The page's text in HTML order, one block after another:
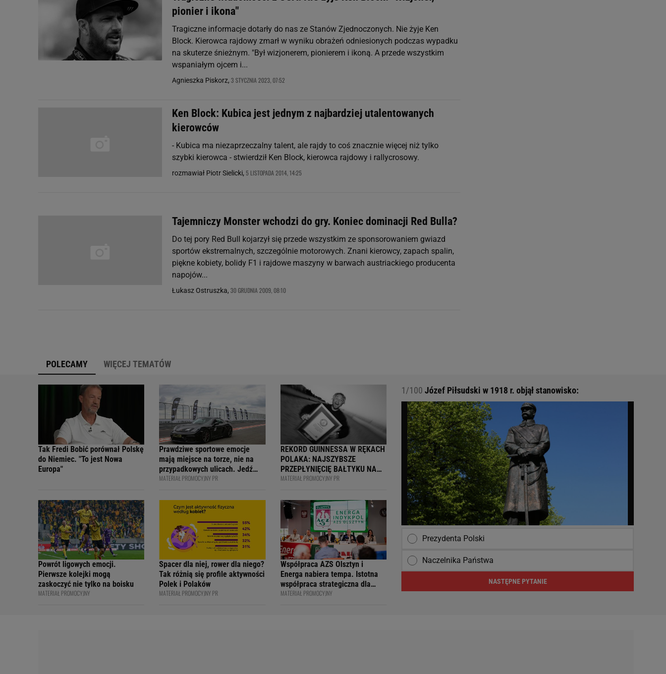
pionier i ikona"
Tragiczne informacje dotarły do nas ze Stanów Zjednoczonych. Nie żyje Ken
Block. Kierowca rajdowy zmarł w wyniku obrażeń odniesionych podczas wypadku
na skuterze śnieżnym. "Był wizjonerem, pionierem i ikoną. A przede wszystkim
wspaniałym ojcem i...
Agnieszka Piskorz, 3 STYCZNIA 2023, 07:52
Ken Block: Kubica jest jednym z najbardziej utalentowanych
kierowców
- Kubica ma niezaprzeczalny talent, ale rajdy to coś znacznie więcej niż tylko
szybki kierowca - stwierdził Ken Block, kierowca rajdowy i rallycrosowy.
rozmawiał Piotr Sielicki, 5 LISTOPADA 2014, 14:25
Tajemniczy Monster wchodzi do gry. Koniec dominacji Red Bulla?
Do tej pory Red Bull kojarzył się przede wszystkim ze sponsorowaniem gwiazd
sportów ekstremalnych, szczególnie motorowych. Znani kierowcy, zapach spalin,
piękne kobiety, bolidy F1 i rajdowe maszyny w barwach austriackiego producenta
napojów...
Łukasz Ostruszka, 30 GRUDNIA 2009, 08:10
POLECAMY WIĘCEJ TEMATÓW
Tak Fredi Bobić porównał Polskę
do Niemiec. "To jest Nowa
Europa"
Prawdziwe sportowe emocje
mają miejsce na torze, nie na
przypadkowych ulicach. Jedź
bezpiecznie - apelują
internetowi twórcy na 4F Racing
Academy
MATERIAŁ PROMOCYJNY PR
REKORD GUINNESSA W RĘKACH
POLAKA: NAJSZYBSZE
PRZEPŁYNIĘCIĘ BAŁTYKU NA
DESCE WINDSURFINGOWEJ -
KSIĘGI
MATERIAŁ PROMOCYJNY PR
Powrót ligowych emocji.
Pierwsze kolejki mogą
zaskoczyć nie tylko na boisku
MATERIAŁ PROMOCYJNY
Spacer dla niej, rower dla niego?
Tak różnią się profile aktywności
Polek i Polaków
MATERIAŁ PROMOCYJNY PR
Współpraca AZS Olsztyn i
Energa nabiera tempa. Istotna
współpraca strategiczna dla
siatkarskiego klubu i marki
MATERIAŁ PROMOCYJNY
1/100 Józef Piłsudski w 1918 r. objął stanowisko:
Prezydenta Polski
Naczelnika Państwa
NASTĘPNE PYTANIE